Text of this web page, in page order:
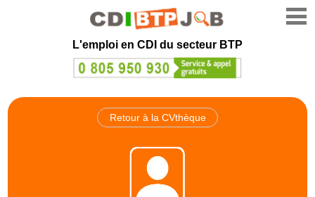
L'emploi en CDI du secteur BTP
Retour à la CVthèque